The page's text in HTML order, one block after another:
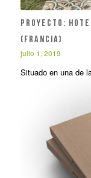
PROYECTO:
(Francia)
julio 1, 2019
Situado en una de